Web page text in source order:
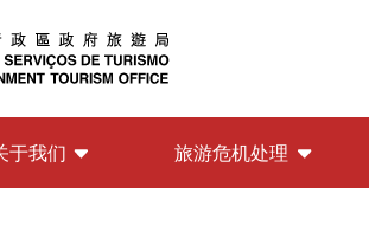
于我们 旅游危机处理